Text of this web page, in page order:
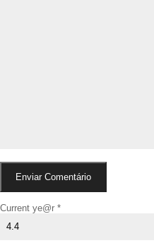
Current ye@r *